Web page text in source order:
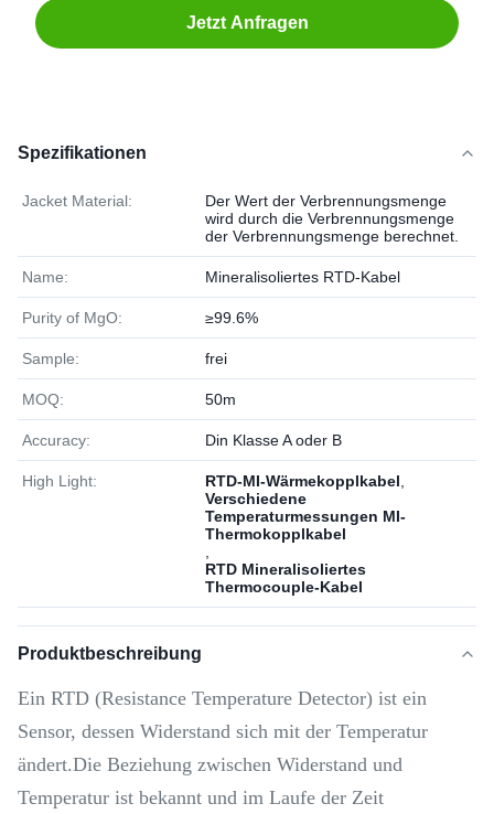
Jetzt Anfragen
Spezifikationen
Jacket Material:
Der Wert der Verbrennungsmenge
wird durch die Verbrennungsmenge
der Verbrennungsmenge berechnet.
Name: Mineralisoliertes RTD-Kabel
Purity of MgO: ≥99.6%
Sample: frei
MOQ: 50m
Accuracy: Din Klasse A oder B
High Light: RTD-MI-Wärmekopplkabel
Verschiedene
Temperaturmessungen MI-
Thermokopplkabel
RTD Mineralisoliertes
Thermocouple-Kabel
Produktbeschreibung
Ein RTD (Resistance Temperature Detector) ist ein
Sensor, dessen Widerstand sich mit der Temperatur
ändert.Die Beziehung zwischen Widerstand und
Temperatur ist bekannt und im Laufe der Zeit